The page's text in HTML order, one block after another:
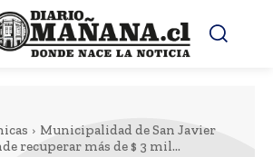
Municipalidad de San Javier
recuperar más de $ 3 mil...